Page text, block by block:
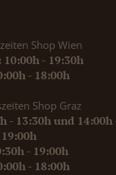
Shop Wien
10:00h - 19:30h
- 18:00h
Shop Graz
- 13:30h und 14:00h
19:00h
- 19:00h
- 18:00h